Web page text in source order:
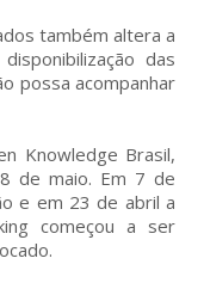
também altera a
das
possa acompanhar
Knowledge Brasil,
de maio. Em 7 de
e em 23 de abril a
começou a ser